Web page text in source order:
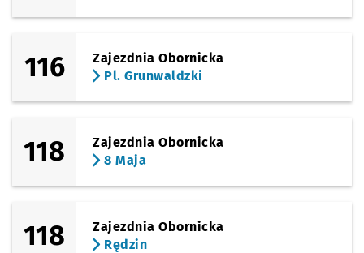
116
Zajezdnia Obornicka
Pl. Grunwaldzki
118
Zajezdnia Obornicka
8 Maja
118
Zajezdnia Obornicka
Rędzin